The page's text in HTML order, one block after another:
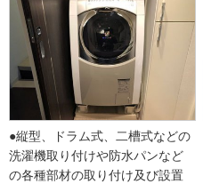
●縦型、ドラム式、二槽式などの
洗濯機取り付けや防水パンなど
の各種部材の取り付け及び設置